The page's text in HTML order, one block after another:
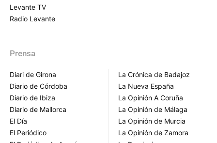
Levante TV
Radio Levante
Prensa
Diari de Girona
Diario de Córdoba
Diario de Ibiza
Diario de Mallorca
El Día
El Periódico
La Crónica de Badajoz
La Nueva España
La Opinión A Coruña
La Opinión de Málaga
La Opinión de Murcia
La Opinión de Zamora